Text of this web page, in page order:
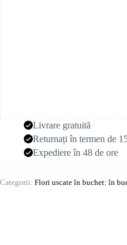
Livrare gratuită
Returnați în termen de
Expediere în 48 de ore
Categorii: Flori uscate în buchet: în